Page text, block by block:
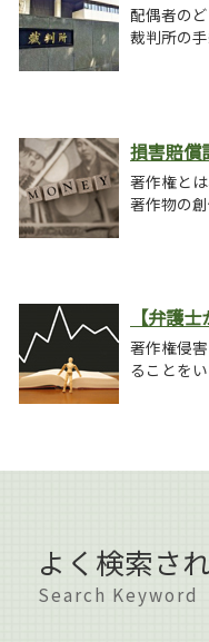
配偶者の
裁判所の
損害賠償
著作権と
著作物の
【弁護
著作権侵
ることを
よく検索さ
Search Keyword